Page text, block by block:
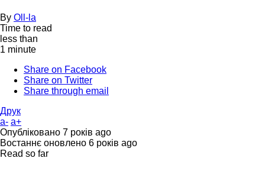
By Oll-la
Time to read
less than
1 minute
Share on Facebook
Share on Twitter
Share through email
Друк
a- a+
Опубліковано 7 років ago
Востаннє оновлено 6 років ago
Read so far